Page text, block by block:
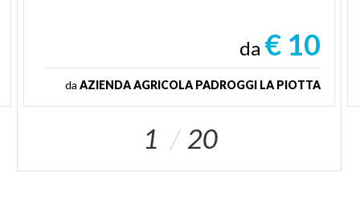
da € 10
da AZIENDA AGRICOLA PADROGGI LA PIOTTA
1 20